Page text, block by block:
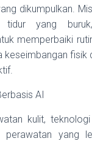
dikumpulkan.
tidur yang
memperbaiki
keseimbangan fisik
AI
kulit,
perawatan yang